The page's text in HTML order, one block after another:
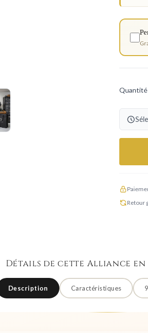
Quantité
Retour
Détails de cette Alliance en
Description Caractéristiques